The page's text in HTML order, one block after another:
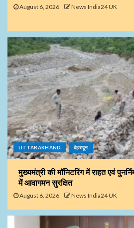
August 6, 2026 News India24 UK
UTTARAKHAND देहरादून
मुख्यमंत्री की मॉनिटरिंग में राहत एवं
में आवागमन सुरक्षित
August 6, 2026 News India24 UK